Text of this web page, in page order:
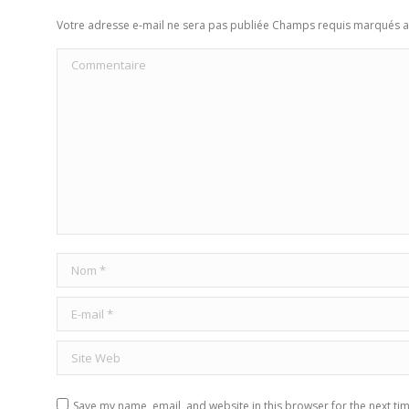
Votre adresse e-mail ne sera pas publiée Champs requis marqués
Commentaire
Nom *
E-mail *
Site Web
Save my name, email, and website in this browser for the next